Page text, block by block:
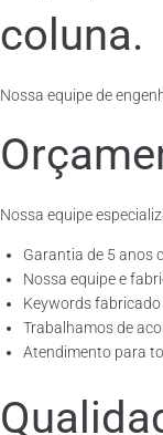
coluna.
Nossa equipe de
Nossa equipe
Garantia de 5 anos
Nossa equipe e
Keywords fabricado
Trabalhamos de
Atendimento para